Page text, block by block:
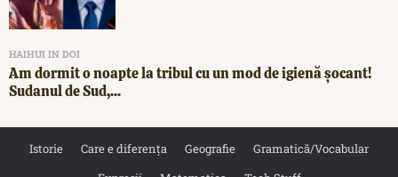
HAIHUI IN DOI
Am dormit o noapte la tribul cu un mod de igienă șocant!
Sudanul de Sud,...
Istorie Care e diferența Geografie
Gramatică/Vocabular